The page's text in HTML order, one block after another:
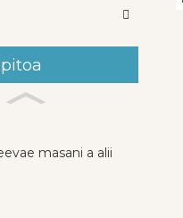
masani a alii